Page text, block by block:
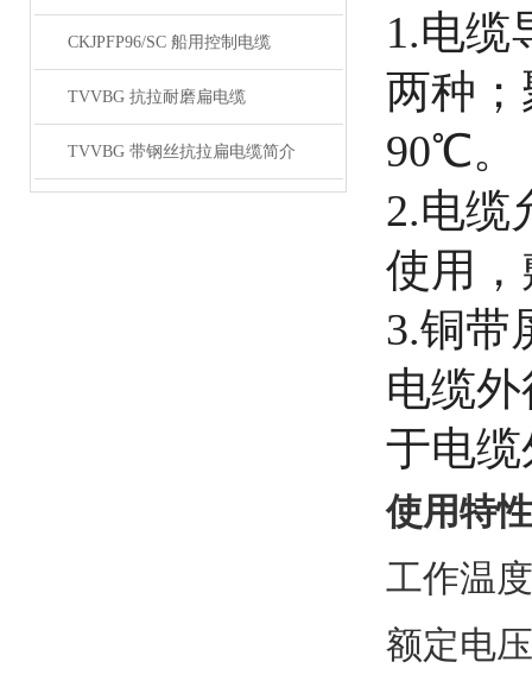
CKJPFP96/SC 船用控制电缆
TVVBG 抗拉耐磨扁电缆
TVVBG 带钢丝抗拉扁电缆简介
1.电缆
两种
90℃。
2.电缆
使用
3.铜带
电缆
于电
使用特
工作温
额定电